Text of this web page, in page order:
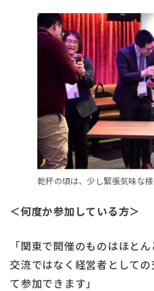
乾杯の頃は、少し緊張気味な
＜何度か参加している方＞
「関東で開催のものはほと
交流ではなく経営者として
て参加できます」